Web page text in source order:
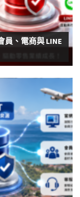
員、電商與 LINE